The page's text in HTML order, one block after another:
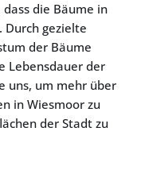
die Bäume in
Durch gezielte
der Bäume
Lebensdauer der
uns, um mehr über
in Wiesmoor zu
der Stadt zu